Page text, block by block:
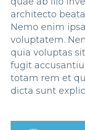
architecto
Nemo enim
voluptatem.
quia voluptas
fugit
totam rem et
dicta sunt